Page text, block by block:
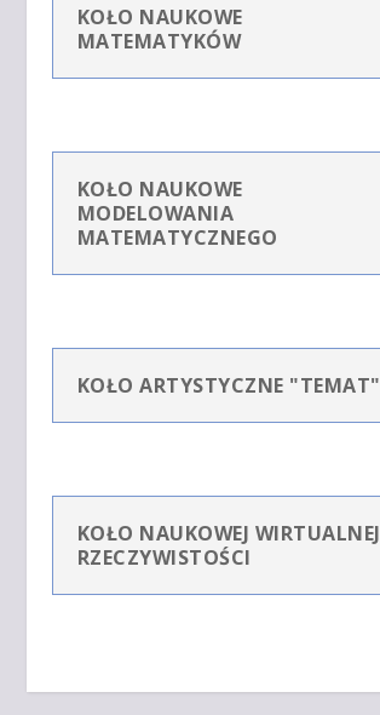
KOŁO NAUKOWE
MATEMATYKÓW
KOŁO NAUKOWE
MODELOWANIA
MATEMATYCZNEGO
KOŁO ARTYSTYCZNE "TEMAT"
KOŁO NAUKOWEJ WIRTUALNEJ
RZECZYWISTOŚCI